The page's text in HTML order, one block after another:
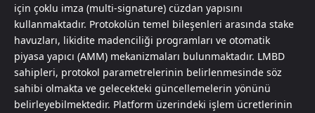
için çoklu imza (multi-signature) cüzdan yapısını
kullanmaktadır. Protokolün temel bileşenleri arasında stake
havuzları, likidite madenciliği programları ve otomatik
piyasa yapıcı (AMM) mekanizmaları bulunmaktadır. LMBD
sahipleri, protokol parametrelerinin belirlenmesinde söz
sahibi olmakta ve gelecekteki güncellemelerin yönünü
belirleyebilmektedir. Platform üzerindeki işlem ücretlerinin